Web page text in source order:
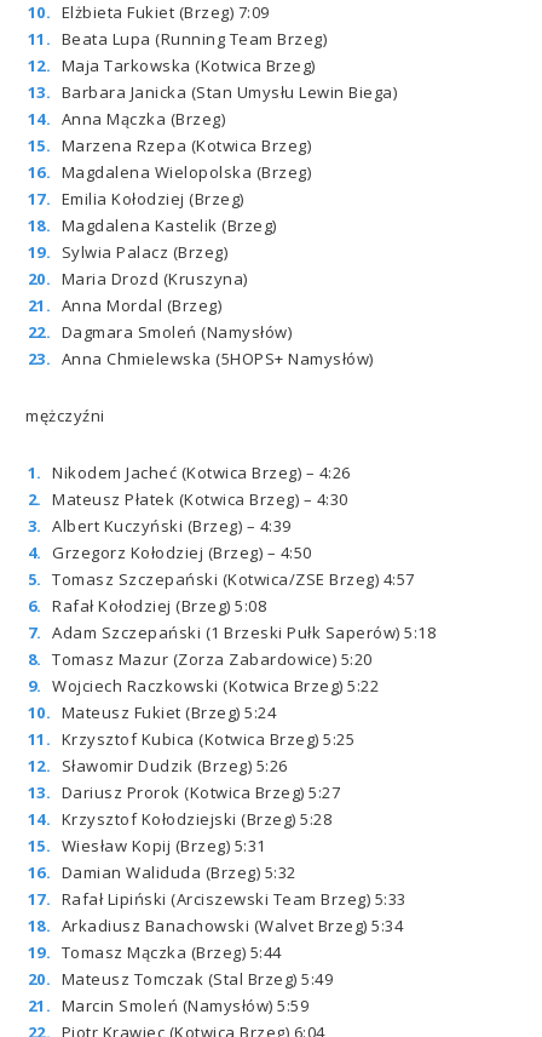
Elżbieta Fukiet (Brzeg) 7:09
Beata Lupa (Running Team Brzeg)
Maja Tarkowska (Kotwica Brzeg)
Barbara Janicka (Stan Umysłu Lewin Biega)
Anna Mączka (Brzeg)
Marzena Rzepa (Kotwica Brzeg)
Magdalena Wielopolska (Brzeg)
Emilia Kołodziej (Brzeg)
Magdalena Kastelik (Brzeg)
Sylwia Palacz (Brzeg)
Maria Drozd (Kruszyna)
Anna Mordal (Brzeg)
Dagmara Smoleń (Namysłów)
Anna Chmielewska (5HOPS+ Namysłów)
mężczyźni
Nikodem Jacheć (Kotwica Brzeg) – 4:26
Mateusz Płatek (Kotwica Brzeg) – 4:30
Albert Kuczyński (Brzeg) – 4:39
Grzegorz Kołodziej (Brzeg) – 4:50
Tomasz Szczepański (Kotwica/ZSE Brzeg) 4:57
Rafał Kołodziej (Brzeg) 5:08
Adam Szczepański (1 Brzeski Pułk Saperów) 5:18
Tomasz Mazur (Zorza Zabardowice) 5:20
Wojciech Raczkowski (Kotwica Brzeg) 5:22
Mateusz Fukiet (Brzeg) 5:24
Krzysztof Kubica (Kotwica Brzeg) 5:25
Sławomir Dudzik (Brzeg) 5:26
Dariusz Prorok (Kotwica Brzeg) 5:27
Krzysztof Kołodziejski (Brzeg) 5:28
Wiesław Kopij (Brzeg) 5:31
Damian Waliduda (Brzeg) 5:32
Rafał Lipiński (Arciszewski Team Brzeg) 5:33
Arkadiusz Banachowski (Walvet Brzeg) 5:34
Tomasz Mączka (Brzeg) 5:44
Mateusz Tomczak (Stal Brzeg) 5:49
Marcin Smoleń (Namysłów) 5:59
Piotr Krawiec (Kotwica Brzeg) 6:04